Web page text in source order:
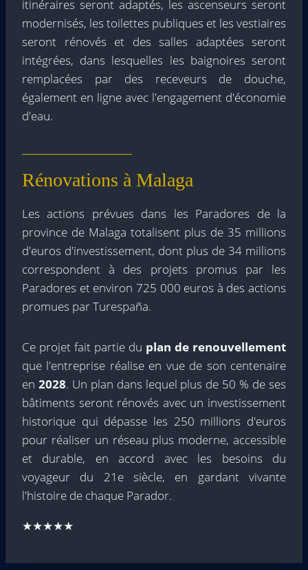
itinéraires seront adaptés, les ascenseurs seront
modernisés, les toilettes publiques et les vestiaires
seront rénovés et des salles adaptées seront
intégrées, dans lesquelles les baignoires seront
remplacées par des receveurs de douche,
également en ligne avec l'engagement d'économie
d'eau.
Rénovations à Malaga
Les actions prévues dans les Paradores de la
province de Malaga totalisent plus de 35 millions
d'euros d'investissement, dont plus de 34 millions
correspondent à des projets promus par les
Paradores et environ 725 000 euros à des actions
promues par Turespaña.
Ce projet fait partie du plan de renouvellement
que l'entreprise réalise en vue de son centenaire
en 2028. Un plan dans lequel plus de 50 % de ses
bâtiments seront rénovés avec un investissement
historique qui dépasse les 250 millions d'euros
pour réaliser un réseau plus moderne, accessible
et durable, en accord avec les besoins du
voyageur du 21e siècle, en gardant vivante
l'histoire de chaque Parador.
★★★★★